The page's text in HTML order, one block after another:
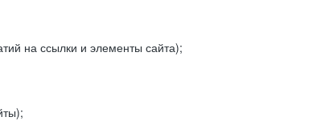
на ссылки и элементы сайта);